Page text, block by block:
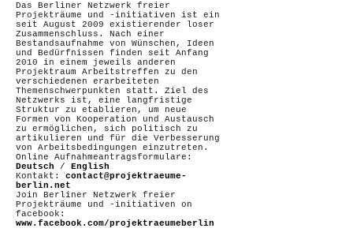
Das Berliner Netzwerk freier
Projekträume und -initiativen ist ein
seit August 2009 existierender loser
Zusammenschluss. Nach einer
Bestandsaufnahme von Wünschen, Ideen
und Bedürfnissen finden seit Anfang
2010 in einem jeweils anderen
Projektraum Arbeitstreffen zu den
verschiedenen erarbeiteten
Themenschwerpunkten statt. Ziel des
Netzwerks ist, eine langfristige
Struktur zu etablieren, um neue
Formen von Kooperation und Austausch
zu ermöglichen, sich politisch zu
artikulieren und für die Verbesserung
von Arbeitsbedingungen einzutreten.
Online Aufnahmeantragsformulare:
Deutsch / English
Kontakt: contact@projektraeume-
berlin.net
Join Berliner Netzwerk freier
Projekträume und -initiativen on
facebook:
www.facebook.com/projektraeumeberlin